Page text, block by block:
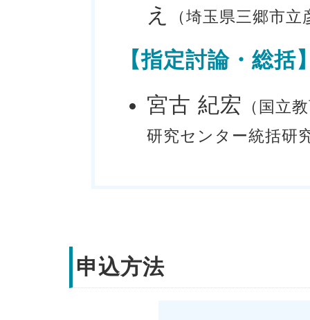
え
（埼玉県三郷市
【指定討論・総括
宮古 紀宏
（国立
研究センター統括研
申込方法